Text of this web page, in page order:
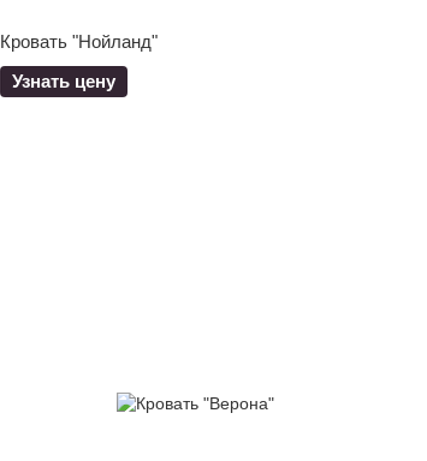
Кровать "Нойланд"
Узнать цену